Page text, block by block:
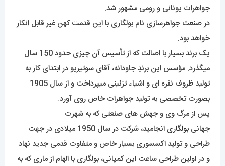
جواهرات یونانی و رومی مشهور شد.
در صنعت جواهرسازی نام بولگاری با این قدمت کهن غیر قابل انکار
خواهد بود.
یک برند بسیار با اصالت که از تأسیس آن چیزی حدود 150 سال
میگذرد. مؤسس این برندِ جاودانه، آقای سوتیریو در ابتدای کار به
تولید ظروف نقره ای و اشیاء تزئینی میپرداخت و از سال 1905
بصورت تخصصی به تولید جواهرات خاص روی آورد.
پس از مرگ وی و جهش های صنعتی که به شهرت
جهانی بولگاری
انجامید، شرکت در سال 1950 میلادی در جهت
طراحی و تولید اکسسوری بسیار خاص و متفاوت قدمی جدید نهاد
و در اولین طراحی ساعت این کمپانی، بولگاری با الهام از ماری که به